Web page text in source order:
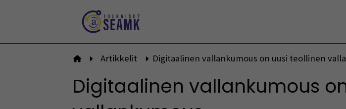
Etusivulle
Artikkelit Digitaalinen vallankumous on uusi teollinen
Digitaalinen vallankumous